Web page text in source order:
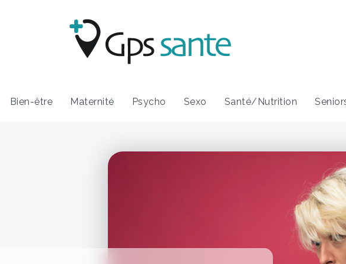
Bien-être Maternité Psycho Sexo Santé/Nutrition